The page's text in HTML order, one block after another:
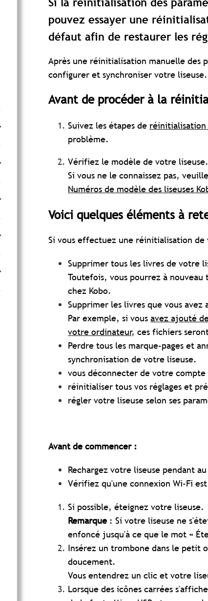
Si la réinitialisation des
pouvez essayer une
défaut afin de restaurer les
Après une réinitialisation manuelle des
configurer et synchroniser votre liseuse.
Avant de procéder à la
Suivez les étapes de réinitialisation
problème.
Vérifiez le modèle de votre liseuse.
Si vous ne le connaissez pas,
Numéros de modèle des liseuses
Voici quelques éléments à
Si vous effectuez une réinitialisation de
Supprimer tous les livres de votre
Toutefois, vous pourrez à
chez Kobo.
Supprimer les livres que vous
Par exemple, si vous avez ajouté
votre ordinateur, ces fichiers
Perdre tous les marque-pages et
synchronisation de votre liseuse.
vous déconnecter de votre
réinitialiser tous vos réglages et
régler votre liseuse selon ses
Avant de commencer :
Rechargez votre liseuse pendant
Vérifiez qu'une connexion Wi-Fi
Si possible, éteignez votre liseuse.
Remarque : Si votre liseuse ne
enfoncé jusqu'à ce que le mot «
Insérez un trombone dans le petit
doucement.
Vous entendrez un clic et votre
Lorsque des icônes carrées